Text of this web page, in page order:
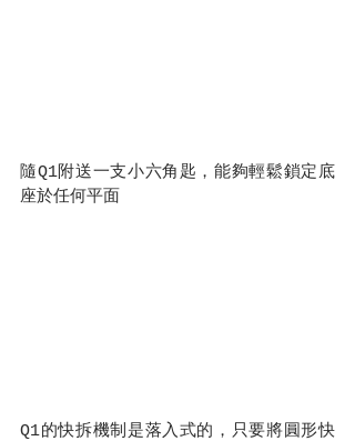
隨Q1附送一支小六角匙，能夠輕鬆鎖定底
座於任何平面
Q1的快拆機制是落入式的，只要將圓形快